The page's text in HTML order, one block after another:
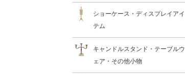
ショーケース・ディスプレイアイ
テム
キャンドルスタンド・テーブルウ
ェア・その他小物